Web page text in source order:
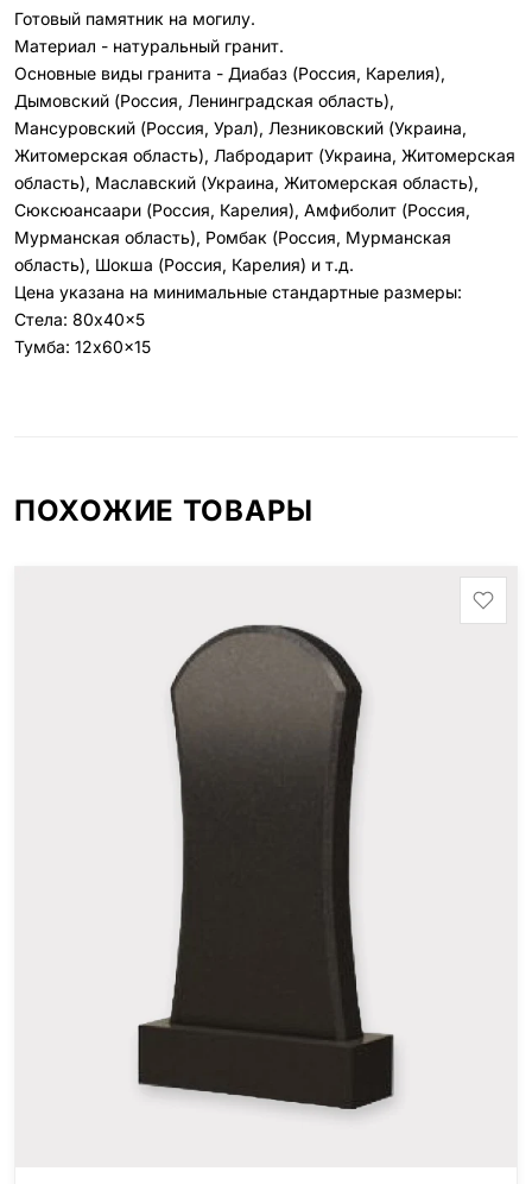
Готовый памятник на могилу.
Материал - натуральный гранит.
Основные виды гранита - Диабаз (Россия, Карелия),
Дымовский (Россия, Ленинградская область),
Мансуровский (Россия, Урал), Лезниковский (Украина,
Житомерская область), Лабродарит (Украина, Житомерская
область), Маславский (Украина, Житомерская область),
Сюксюансаари (Россия, Карелия), Амфиболит (Россия,
Мурманская область), Ромбак (Россия, Мурманская
область), Шокша (Россия, Карелия) и т.д.
Цена указана на минимальные стандартные размеры:
Стела: 80x40x5
Тумба: 12x60x15
ПОХОЖИЕ ТОВАРЫ